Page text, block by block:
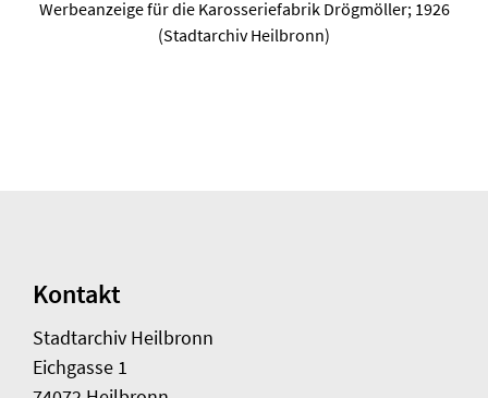
Werbeanzeige für die Karosseriefabrik Drögmöller; 1926
(Stadtarchiv Heilbronn)
Kontakt
Stadtarchiv Heilbronn
Eichgasse 1